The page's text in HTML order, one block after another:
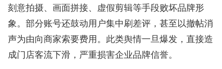
刻意拍摄、画面拼接、虚假剪辑等手段败坏品牌形
象。部分账号还鼓动用户集中刷差评，甚至以撤帖消
声为由向商家索要费用。此类舆情一旦爆发，直接造
成门店客流下滑，严重损害企业品牌信誉。